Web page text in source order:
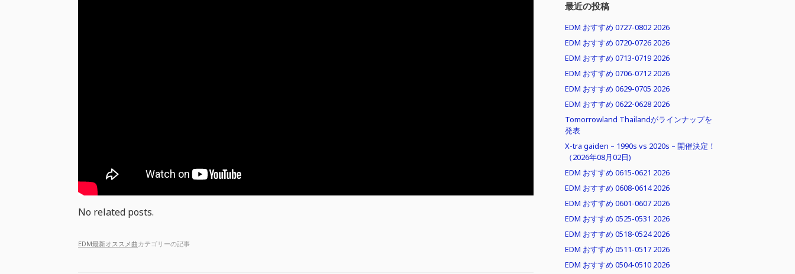
No related posts.
EDM最新オススメ曲カテゴリーの記事
最近の投稿
EDM おすすめ 0727-0802 2026
EDM おすすめ 0720-0726 2026
EDM おすすめ 0713-0719 2026
EDM おすすめ 0706-0712 2026
EDM おすすめ 0629-0705 2026
EDM おすすめ 0622-0628 2026
Tomorrowland Thailandがラインナップを
発表
X-tra gaiden – 1990s vs 2020s – 開催決定！
（2026年08月02日)
EDM おすすめ 0615-0621 2026
EDM おすすめ 0608-0614 2026
EDM おすすめ 0601-0607 2026
EDM おすすめ 0525-0531 2026
EDM おすすめ 0518-0524 2026
EDM おすすめ 0511-0517 2026
EDM おすすめ 0504-0510 2026